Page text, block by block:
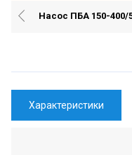
Насос ПБА 150-400/
Характеристики